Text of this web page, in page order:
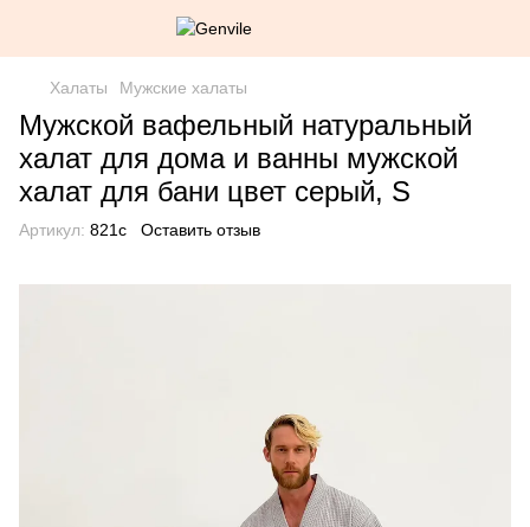
Халаты Мужские халаты
Мужской вафельный натуральный
халат для дома и ванны мужской
халат для бани цвет серый, S
Артикул: 821c Оставить отзыв